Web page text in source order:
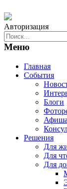
Авторизация
Меню
Главная
События
Блоги
Афиша
Решения
Для
Для
Для